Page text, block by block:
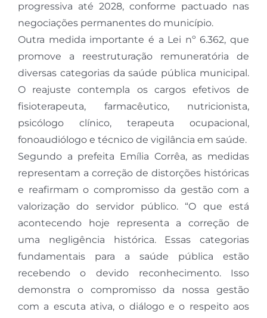
progressiva até 2028, conforme pactuado nas
negociações permanentes do município.
Outra medida importante é a Lei nº 6.362, que
promove a reestruturação remuneratória de
diversas categorias da saúde pública municipal.
O reajuste contempla os cargos efetivos de
fisioterapeuta, farmacêutico, nutricionista,
psicólogo clínico, terapeuta ocupacional,
fonoaudiólogo e técnico de vigilância em saúde.
Segundo a prefeita Emília Corrêa, as medidas
representam a correção de distorções históricas
e reafirmam o compromisso da gestão com a
valorização do servidor público. “O que está
acontecendo hoje representa a correção de
uma negligência histórica. Essas categorias
fundamentais para a saúde pública estão
recebendo o devido reconhecimento. Isso
demonstra o compromisso da nossa gestão
com a escuta ativa, o diálogo e o respeito aos